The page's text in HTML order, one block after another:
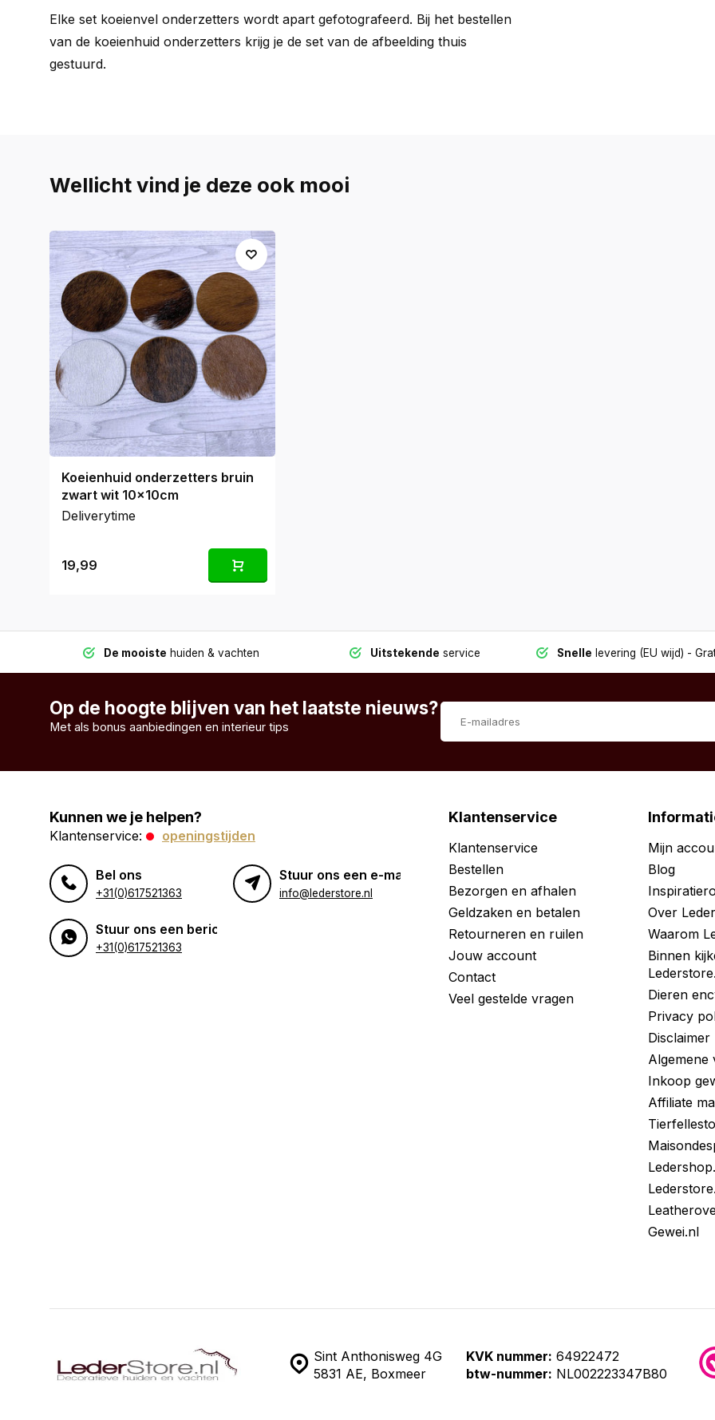
Elke set koeienvel onderzetters wordt apart gefotografeerd. Bij het bestellen
van de koeienhuid onderzetters krijg je de set van de afbeelding thuis
gestuurd.
Wellicht vind je deze ook mooi
Koeienhuid onderzetters bruin
zwart wit 10x10cm
Deliverytime
19,99
De mooiste huiden & vachten Uitstekende service Snelle levering (EU wijd) -
Op de hoogte blijven van het laatste nieuws?
Met als bonus aanbiedingen en interieur tips
Kunnen we je helpen?
Klantenservice: openingstijden
Bel ons
+31(0)617521363
Stuur ons een e-mail
info@lederstore.nl
Stuur ons een bericht
+31(0)617521363
Klantenservice
Klantenservice
Bestellen
Bezorgen en afhalen
Geldzaken en betalen
Retourneren en ruilen
Jouw account
Contact
Veel gestelde vragen
Mijn
Blog
Over
Waarom
Binnen
Dieren
Privacy
Disclaimer
Algemene
Inkoop
Affiliate
Gewei.nl
Sint Anthonisweg 4G
5831 AE, Boxmeer
KVK nummer: 64922472
btw-nummer: NL002223347B80